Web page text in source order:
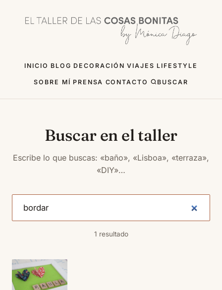
INICIO BLOG DECORACIÓN VIAJES LIFESTYLE
SOBRE MÍ PRENSA CONTACTO BUSCAR
Buscar en el taller
Escribe lo que buscas: «baño», «Lisboa», «terraza»,
«DIY»…
1 resultado